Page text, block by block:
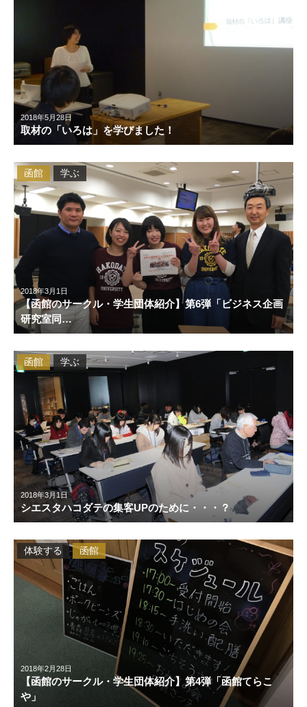
2018年5月28日
取材の「いろは」を学びました！
2018年3月1日
【函館のサークル・学生団体紹介】第6弾「ビジネス企画
研究室同…
函館 学ぶ
2018年3月1日
シエスタハコダテの集客UPのために・・・？
函館 学ぶ
2018年2月28日
【函館のサークル・学生団体紹介】第4弾「函館てらこ
や」
体験する 函館